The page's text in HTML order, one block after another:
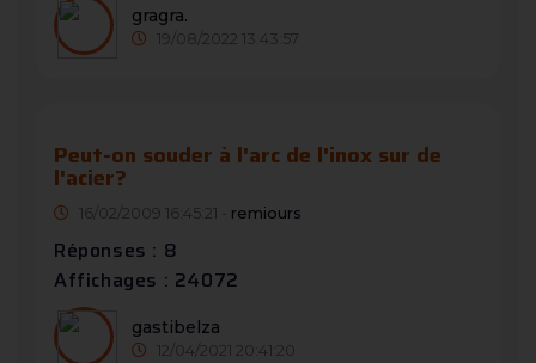
gragra.
19/08/2022 13:43:57
Peut-on souder à l'arc de l'inox sur de
l'acier?
16/02/2009 16:45:21 - remiours
Réponses : 8
Affichages : 24072
gastibelza
12/04/2021 20:41:20